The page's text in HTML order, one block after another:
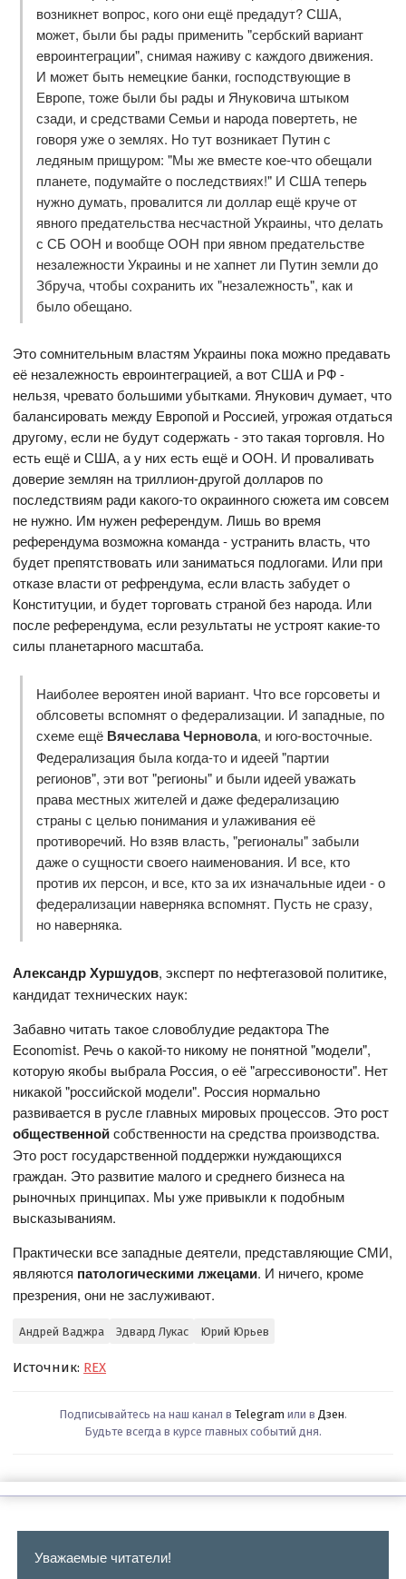
возникнет вопрос, кого они ещё предадут? США,
может, были бы рады применить "сербский вариант
евроинтеграции", снимая наживу с каждого движения.
И может быть немецкие банки, господствующие в
Европе, тоже были бы рады и Януковича штыком
сзади, и средствами Семьи и народа повертеть, не
говоря уже о землях. Но тут возникает Путин с
ледяным прищуром: "Мы же вместе кое-что обещали
планете, подумайте о последствиях!" И США теперь
нужно думать, провалится ли доллар ещё круче от
явного предательства несчастной Украины, что делать
с СБ ООН и вообще ООН при явном предательстве
незалежности Украины и не хапнет ли Путин земли до
Збруча, чтобы сохранить их "незалежность", как и
было обещано.
Это сомнительным властям Украины пока можно предавать
её незалежность евроинтеграцией, а вот США и РФ -
нельзя, чревато большими убытками. Янукович думает, что
балансировать между Европой и Россией, угрожая отдаться
другому, если не будут содержать - это такая торговля. Но
есть ещё и США, а у них есть ещё и ООН. И проваливать
доверие землян на триллион-другой долларов по
последствиям ради какого-то окраинного сюжета им совсем
не нужно. Им нужен референдум. Лишь во время
референдума возможна команда - устранить власть, что
будет препятствовать или заниматься подлогами. Или при
отказе власти от рефрендума, если власть забудет о
Конституции, и будет торговать страной без народа. Или
после референдума, если результаты не устроят какие-то
силы планетарного масштаба.
Наиболее вероятен иной вариант. Что все горсоветы и
облсоветы вспомнят о федерализации. И западные, по
схеме ещё Вячеслава Черновола, и юго-восточные.
Федерализация была когда-то и идеей "партии
регионов", эти вот "регионы" и были идеей уважать
права местных жителей и даже федерализацию
страны с целью понимания и улаживания её
противоречий. Но взяв власть, "регионалы" забыли
даже о сущности своего наименования. И все, кто
против их персон, и все, кто за их изначальные идеи - о
федерализации наверняка вспомнят. Пусть не сразу,
но наверняка.
Александр Хуршудов, эксперт по нефтегазовой политике,
кандидат технических наук:
Забавно читать такое словоблудие редактора The
Economist. Речь о какой-то никому не понятной "модели",
которую якобы выбрала Россия, о её "агрессивоности". Нет
никакой "российской модели". Россия нормально
развивается в русле главных мировых процессов. Это рост
общественнойсобственности на средства производства.
Это рост государственной поддержки нуждающихся
граждан. Это развитие малого и среднего бизнеса на
рыночных принципах. Мы уже привыкли к подобным
высказываниям.
Практически все западные деятели, представляющие СМИ,
являются патологическими лжецами. И ничего, кроме
презрения, они не заслуживают.
Андрей Ваджра Эдвард Лукас Юрий Юрьев
Источник: REX
Подписывайтесь на наш канал в Telegram или в Дзен.
Будьте всегда в курсе главных событий дня.
Уважаемые читатели!